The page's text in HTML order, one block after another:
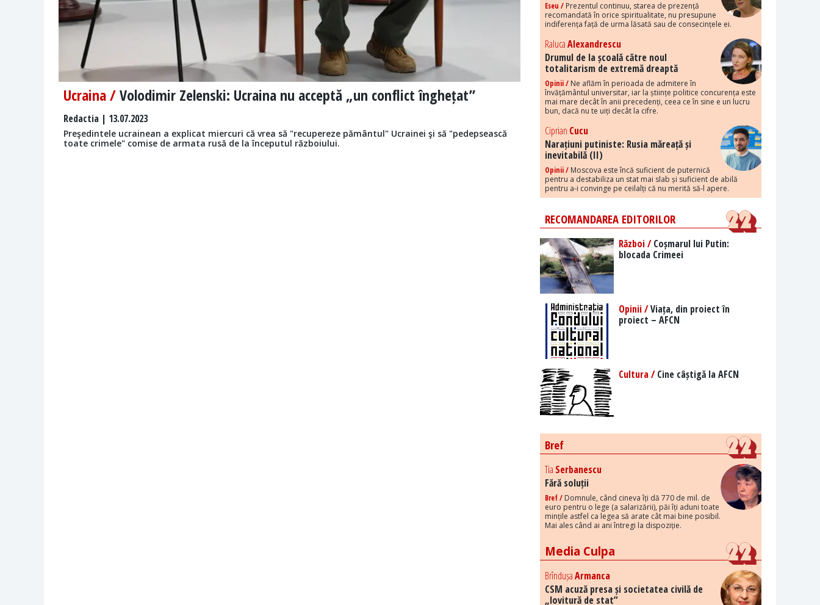
Ucraina /Volodimir Zelenski: Ucraina nu acceptă „un conflict înghețat”
Redactia | 13.07.2023
Preşedintele ucrainean a explicat miercuri că vrea să "recupereze pământul" Ucrainei şi să "pedepsească
toate crimele" comise de armata rusă de la începutul războiului.
Eseu / Prezentul continuu, starea de prezență
recomandată în orice spiritualitate, nu presupune
indiferența față de urma lăsată sau de consecințele ei.
RalucaAlexandrescu
Drumul de la școală către noul
totalitarism de extremă dreaptă
Opinii / Ne aflăm în perioada de admitere în
învățământul universitar, iar la științe politice concurența este
mai mare decât în anii precedenți, ceea ce în sine e un lucru
bun, dacă nu te uiți decât la cifre.
Ciprian Cucu
Narațiuni putiniste: Rusia măreață și
inevitabilă (II)
Opinii / Moscova este încă suficient de puternică
pentru a destabiliza un stat mai slab și suficient de abilă
pentru a-i convinge pe ceilalți că nu merită să-l apere.
RECOMANDAREA EDITORILOR
Război /Coșmarul lui Putin:
blocada Crimeei
Opinii /Viața, din proiect în
proiect – AFCN
Cultura /Cine câștigă la AFCN
Bref
Tia Serbanescu
Fără soluții
Bref / Domnule, când cineva îți dă 770 de mil. de
euro pentru o lege (a salarizării), păi îți aduni toate
mințile astfel ca legea să arate cât mai bine posibil.
Mai ales când ai ani întregi la dispoziție.
Media Culpa
BrîndușaArmanca
CSM acuză presa și societatea civilă de
„lovitură de stat”